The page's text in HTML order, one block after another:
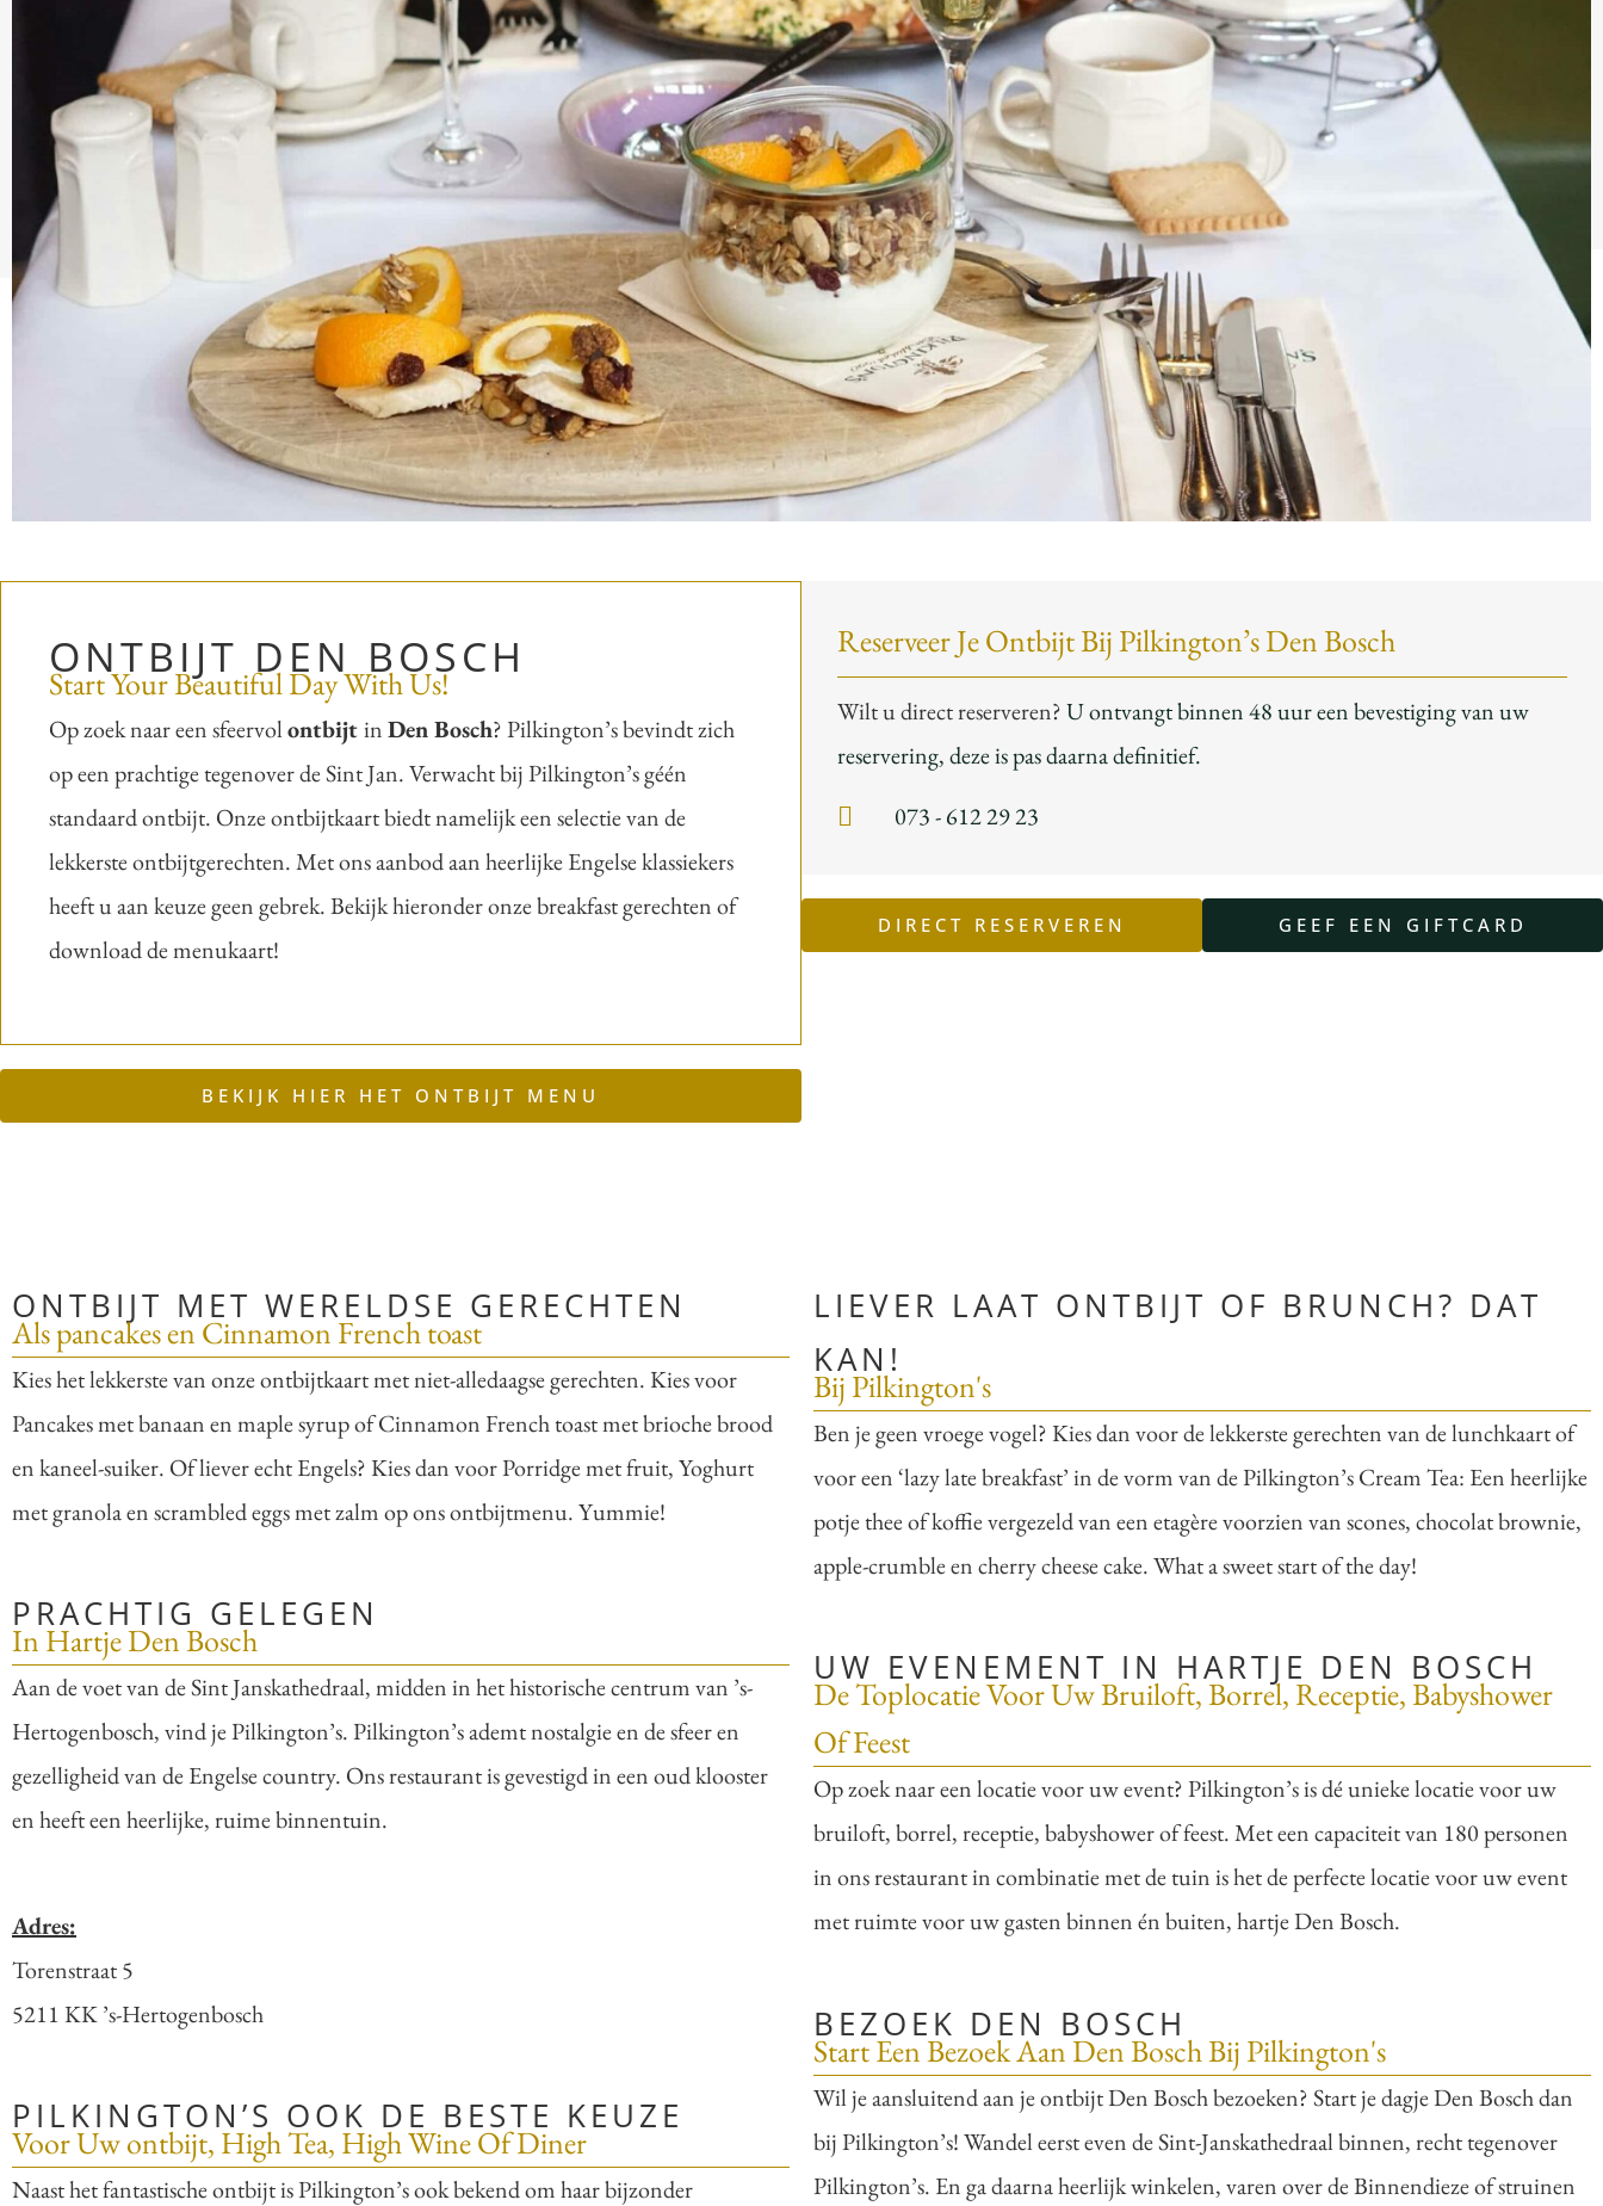
ONTBIJT DEN BOSCH
Start Your Beautiful Day With Us!
Op zoek naar een sfeervolontbijtinDen Bosch? Pilkington’s bevindt zich
op een prachtige tegenover de Sint Jan. Verwacht bij Pilkington’s géén
standaard ontbijt. Onze ontbijtkaart biedt namelijk een selectie van de
lekkerste ontbijtgerechten. Met ons aanbod aan heerlijke Engelse klassiekers
heeft u aan keuze geen gebrek. Bekijk hieronder onze breakfast gerechten of
download de menukaart!
BEKIJK HIER HET ONTBIJT MENU
Reserveer Je Ontbijt Bij Pilkington’s Den Bosch
Wilt u direct reserveren?U ontvangt binnen 48 uur een bevestiging van uw
reservering, deze is pas daarna definitief.
073 - 612 29 23
DIRECT RESERVEREN GEEF EEN GIFTCARD
ONTBIJT MET WERELDSE GERECHTEN
Als pancakes en Cinnamon French toast
Kies het lekkerste van onze ontbijtkaart met niet-alledaagse gerechten. Kies voor
Pancakes met banaan en maple syrup of Cinnamon French toast met brioche brood
en kaneel-suiker. Of liever echt Engels? Kies dan voor Porridge met fruit, Yoghurt
met granola en scrambled eggs met zalm op ons ontbijtmenu. Yummie!
PRACHTIG GELEGEN​
In Hartje Den Bosch
Aan de voet van de Sint Janskathedraal, midden in het historische centrum van ’s-
Hertogenbosch, vind je Pilkington’s. Pilkington’s ademt nostalgie en de sfeer en
gezelligheid van de Engelse country. Ons restaurant is gevestigd in een oud klooster
en heeft een heerlijke, ruime binnentuin.
Adres:
Torenstraat 5
5211 KK ’s-Hertogenbosch
PILKINGTON’S OOK DE BESTE KEUZE
Voor Uw ontbijt, High Tea, High Wine Of Diner
Naast het fantastische ontbijt is Pilkington’s ook bekend om haar bijzonder
LIEVER LAAT ONTBIJT OF BRUNCH? DAT
KAN!
Bij Pilkington's
Ben je geen vroege vogel? Kies dan voor de lekkerste gerechten van de lunchkaart of
voor een ‘lazy late breakfast’ in de vorm van de Pilkington’s Cream Tea: Een heerlijke
potje thee of koffie vergezeld van een etagère voorzien van scones, chocolat brownie,
apple-crumble en cherry cheese cake. What a sweet start of the day!
UW EVENEMENT IN HARTJE DEN BOSCH
De Toplocatie Voor Uw Bruiloft, Borrel, Receptie, Babyshower
Of Feest
Op zoek naar een locatie voor uw event? Pilkington’s is dé unieke locatie voor uw
bruiloft, borrel, receptie, babyshower of feest. Met een capaciteit van 180 personen
in ons restaurant in combinatie met de tuin is het de perfecte locatie voor uw event
met ruimte voor uw gasten binnen én buiten, hartje Den Bosch.
BEZOEK DEN BOSCH
Start Een Bezoek Aan Den Bosch Bij Pilkington's
Wil je aansluitend aan je ontbijt Den Bosch bezoeken? Start je dagje Den Bosch dan
bij Pilkington’s! Wandel eerst even de Sint-Janskathedraal binnen, recht tegenover
Pilkington’s. En ga daarna heerlijk winkelen, varen over de Binnendieze of struinen